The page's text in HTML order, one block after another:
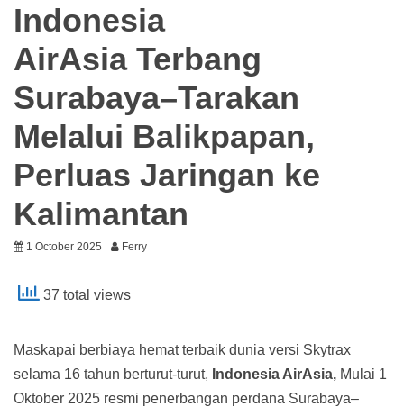
Indonesia
AirAsia Terbang
Surabaya–Tarakan
Melalui Balikpapan,
Perluas Jaringan ke
Kalimantan
1 October 2025 Ferry
37 total views
Maskapai berbiaya hemat terbaik dunia versi Skytrax
selama 16 tahun berturut-turut, Indonesia AirAsia, Mulai 1
Oktober 2025 resmi penerbangan perdana Surabaya–